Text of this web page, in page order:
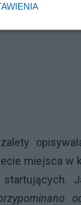
miejsca w